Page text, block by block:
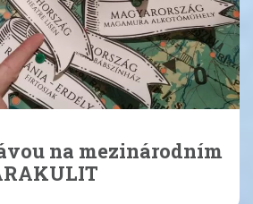
na mezinárodním